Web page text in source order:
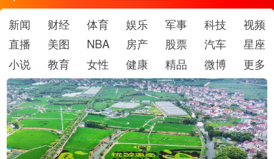
新闻 财经 体育 娱乐 军事 科技
视频
直播
美图 NBA 房产 股票 汽车
星座
小说
教育 女性 健康 精品 微博 更多